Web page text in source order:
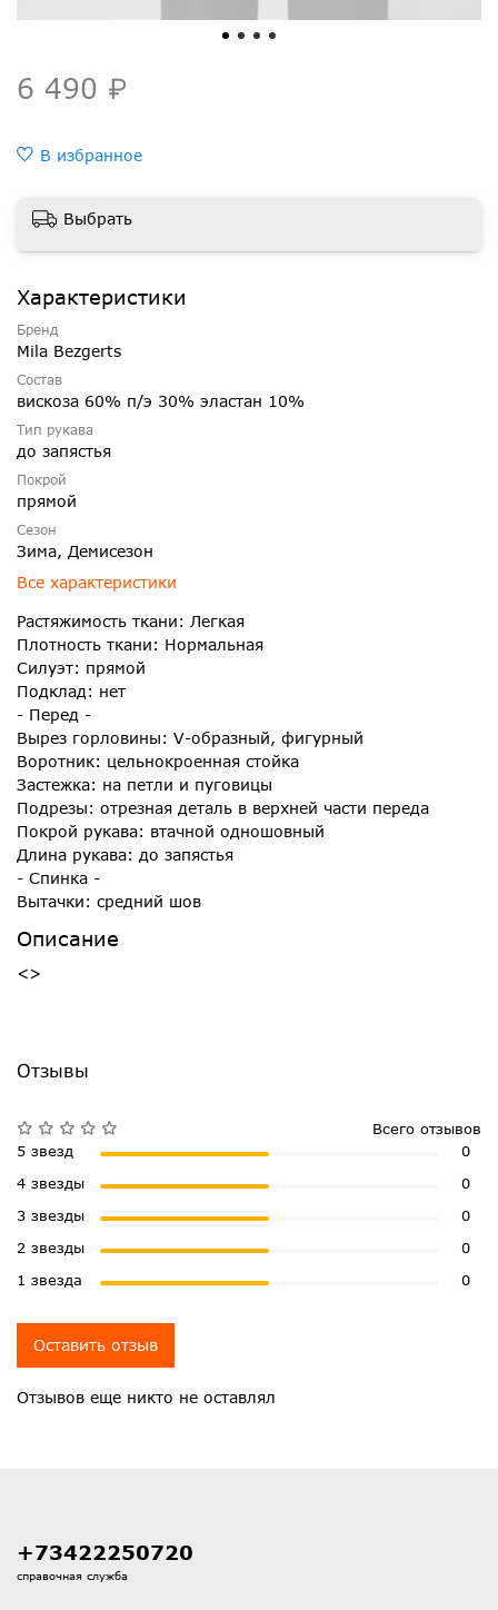
6 490 ₽
В избранное
Выбрать
Характеристики
Бренд
Mila Bezgerts
Состав
вискоза 60% п/э 30% эластан 10%
Тип рукава
до запястья
Покрой
прямой
Сезон
Зима, Демисезон
Все характеристики
Растяжимость ткани: Легкая
Плотность ткани: Нормальная
Силуэт: прямой
Подклад: нет
- Перед -
Вырез горловины: V-образный, фигурный
Воротник: цельнокроенная стойка
Застежка: на петли и пуговицы
Подрезы: отрезная деталь в верхней части переда
Покрой рукава: втачной одношовный
Длина рукава: до запястья
- Спинка -
Вытачки: средний шов
Описание
<>
Отзывы
Отзывов еще никто не оставлял
Всего отзывов
5 звезд
0
4 звезды
0
3 звезды
0
2 звезды
0
1 звезда
0
Оставить отзыв
+73422250720
справочная служба